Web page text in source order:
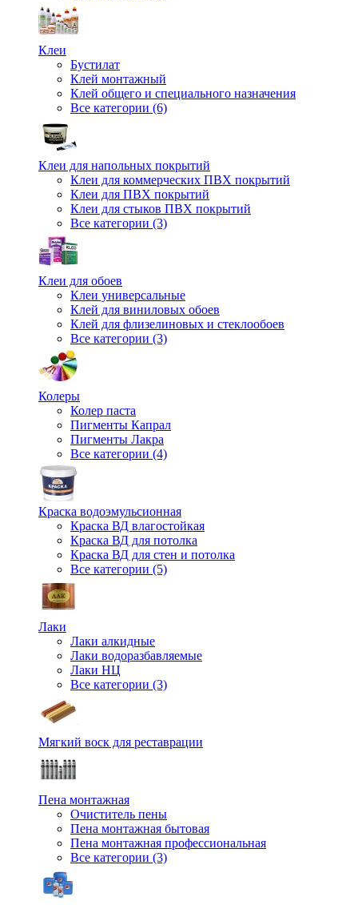
Клеи
Бустилат
Клей монтажный
Клей общего и специального назначения
Все категории (6)
Клеи для напольных покрытий
Клеи для коммерческих ПВХ покрытий
Клеи для ПВХ покрытий
Клеи для стыков ПВХ покрытий
Все категории (3)
Клеи для обоев
Клеи универсальные
Клей для виниловых обоев
Клей для флизелиновых и стеклообоев
Все категории (3)
Колеры
Колер паста
Пигменты Капрал
Пигменты Лакра
Все категории (4)
Краска водоэмульсионная
Краска ВД влагостойкая
Краска ВД для потолка
Краска ВД для стен и потолка
Все категории (5)
Лаки
Лаки алкидные
Лаки водоразбавляемые
Лаки НЦ
Все категории (3)
Мягкий воск для реставрации
Пена монтажная
Очиститель пены
Пена монтажная бытовая
Пена монтажная профессиональная
Все категории (3)